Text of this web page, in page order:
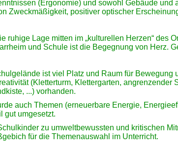
(Ergonomie) und sowohl Gebäude und
Zweckmäßigkeit, positiver optischer
ruhige Lage mitten im „kulturellen Herzen“ des
und Schule ist die Begegnung von Herz.
ist viel Platz und Raum für Bewegung
(Kletterturm, Klettergarten, angrenzender
...) vorhanden.
auch Themen (erneuerbare Energie,
gut umgesetzt.
zu umweltbewussten und kritischen
für die Themenauswahl im Unterricht.